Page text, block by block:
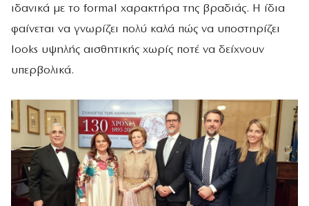
ιδανικά με το formal χαρακτήρα της βραδιάς. Η ίδια
φαίνεται να γνωρίζει πολύ καλά πώς να υποστηρίζει
looks υψηλής αισθητικής χωρίς ποτέ να δείχνουν
υπερβολικά.